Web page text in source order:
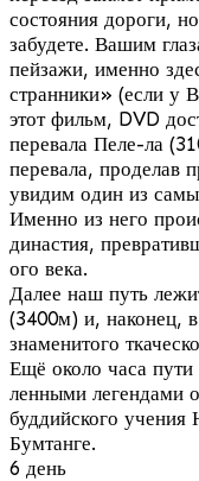
состояния дороги,
забудете. Вашим
пейзажи, именно
странники» (если у
этот фильм, DVD
перевала Пеле-ла
перевала, проделав
увидим один из
Именно из него
династия,
ого века.
Далее наш путь
(3400м) и, наконец,
знаменитого
Ещё около часа
ленными легендами
буддийского учения
Бумтанге.
6 день